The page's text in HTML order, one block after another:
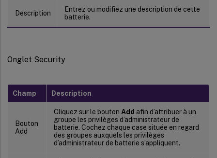
Description
Entrez ou modifiez une description de cette
batterie.
Onglet Security
Champ Description
Bouton
Add
Cliquez sur le bouton Add afin d’attribuer à un
groupe les privilèges d’administrateur de
batterie. Cochez chaque case située en regard
des groupes auxquels les privilèges
d’administrateur de batterie s’appliquent.